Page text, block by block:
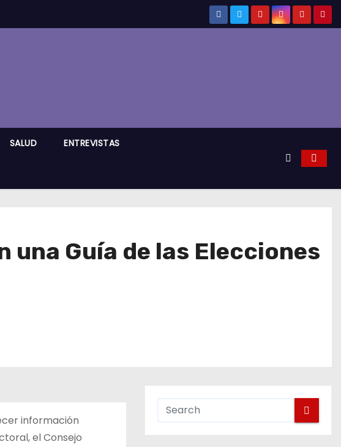
SALUD ENTREVISTAS
una Guía de las Elecciones
información
el Consejo